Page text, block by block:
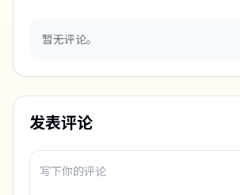
暂无评论。
发表评论